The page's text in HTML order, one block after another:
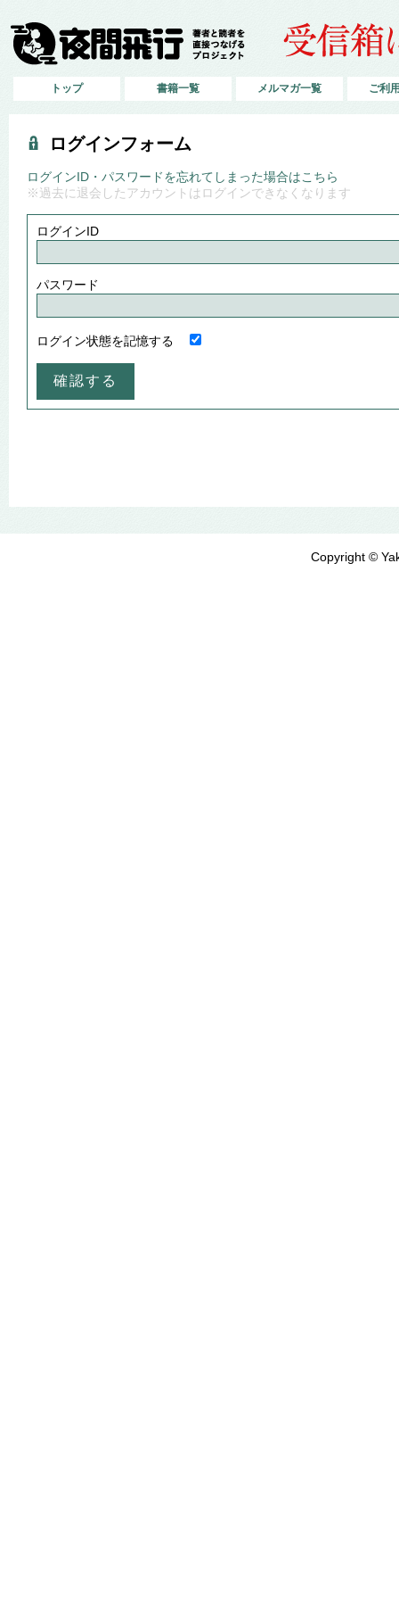
トップ 書籍一覧 メルマガ一覧 ご利
ログインフォーム
ログインID・パスワードを忘れてしまった場合はこちら
※過去に退会したアカウントはログインできなくなります
ログインID
パスワード
ログイン状態を記憶する
Copyright ©